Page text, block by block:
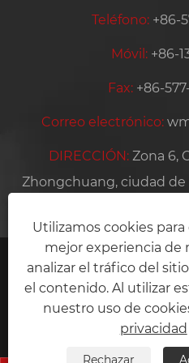
Teléfono: +86-
Móvil: +86-
Fax: +86-
Correo electrónico:
DIRECCIÓN: Zona 6,
Zhongchuang, ciudad
ciudad de Lishui,
Copyright © 2024
Manufacturing
derechos
Utilizamos cookies
mejor experiencia de
analizar el tráfico del
el contenido. Al utilizar
nuestro uso de
privacidad
Rechazar